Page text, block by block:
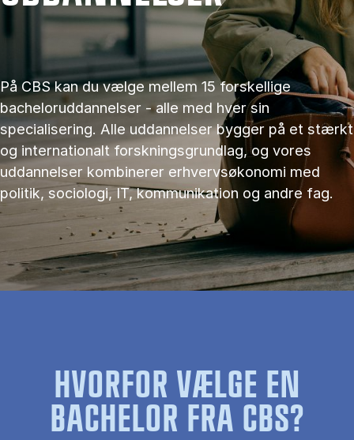
På CBS kan du vælge mellem 15 forskellige
bacheloruddannelser - alle med hver sin
specialisering. Alle uddannelser bygger på et stærkt
og internationalt forskningsgrundlag, og vores
uddannelser kombinerer erhvervsøkonomi med
politik, sociologi, IT, kommunikation og andre fag.
HVORFOR VÆLGE EN
BACHELOR FRA CBS?